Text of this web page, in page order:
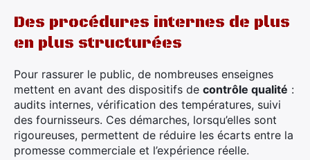
Des procédures internes de plus
en plus structurées
Pour rassurer le public, de nombreuses enseignes
mettent en avant des dispositifs de contrôle qualité :
audits internes, vérification des températures, suivi
des fournisseurs. Ces démarches, lorsqu’elles sont
rigoureuses, permettent de réduire les écarts entre la
promesse commerciale et l’expérience réelle.